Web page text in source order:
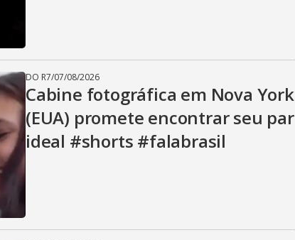
d
e
o
DO R7/07/08/2026
Cabine fotográfica em Nova York
(EUA) promete encontrar seu par
ideal #shorts #falabrasil